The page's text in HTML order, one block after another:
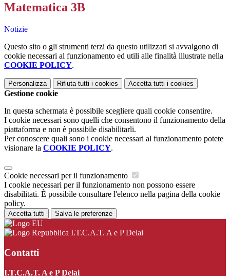
Matematica 3B
Notizie
Questo sito o gli strumenti terzi da questo utilizzati si avvalgono di
cookie necessari al funzionamento ed utili alle finalità illustrate nella
COOKIE POLICY.
Personalizza Rifiuta tutti i cookies Accetta tutti i cookies
Gestione cookie
In questa schermata è possibile scegliere quali cookie consentire.
I cookie necessari sono quelli che consentono il funzionamento della
piattaforma e non è possibile disabilitarli.
Per conoscere quali sono i cookie necessari al funzionamento potete
visionare la COOKIE POLICY.
Cookie necessari per il funzionamento
I cookie necessari per il funzionamento non possono essere
disabilitati. È possibile consultare l'elenco nella pagina della cookie
policy.
Accetta tutti Salva le preferenze
I.T.C.A.T. A e P Delai
Contatti
I.T.C.A.T. A e P Delai